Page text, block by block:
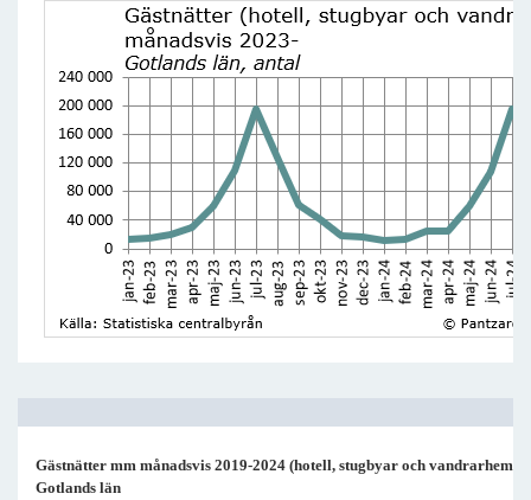
Gästnätter mm månadsvis 2019-2024 (hotell, stugbyar och vandrarhem).
Gotlands län